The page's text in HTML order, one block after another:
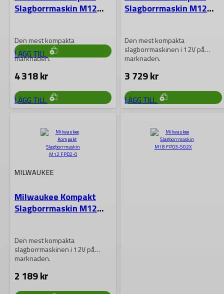
Slagborrmaskinen M18 FPD3-
402C! Med sin unika teknik och
LÄGG TILL
Slagborrmaskin M12
Den mest kompakta
slagborrmaskinen i 12V på
marknaden.
4 318kr
LÄGG TILL
Slagborrmaskin M12
Den mest kompakta
slagborrmaskinen i 12V på
marknaden.
3 729kr
LÄGG TILL
MILWAUKEE
Milwaukee Kompakt
Slagborrmaskin M12
Den mest kompakta
slagborrmaskinen i 12V på
marknaden.
2 189kr